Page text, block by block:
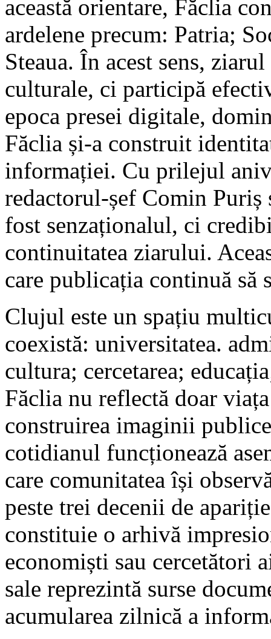
această orientare, Făclia
ardelene precum: Patria;
Steaua. În acest sens,
culturale, ci participă
epoca presei digitale,
Făclia și-a construit
informației. Cu prilejul
redactorul-șef Comin
fost senzaționalul, ci
continuitatea ziarului.
care publicația continuă
Clujul este un spațiu
coexistă: universitatea.
cultura; cercetarea;
Făclia nu reflectă doar
construirea imaginii
cotidianul funcționează
care comunitatea își
peste trei decenii de
constituie o arhivă
economiști sau cercetători
sale reprezintă surse
acumularea zilnică a